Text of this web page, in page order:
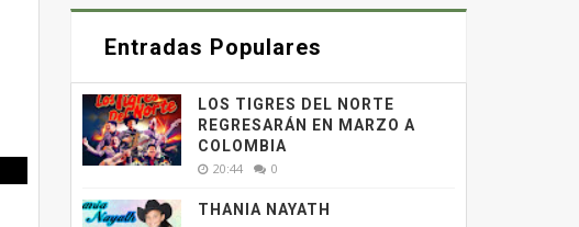
Entradas Populares
LOS TIGRES DEL NORTE
REGRESARÁN EN MARZO A
COLOMBIA
20:44 0
THANIA NAYATH